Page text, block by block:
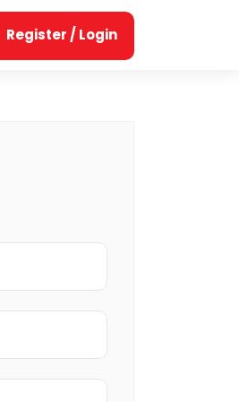
Register / Login